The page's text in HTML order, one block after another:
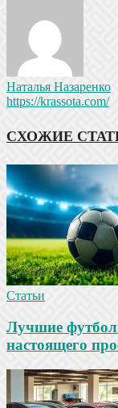
Наталья Назаренко
https://krassota.com/
СХОЖИЕ
Статьи
Лучшие
настоящего